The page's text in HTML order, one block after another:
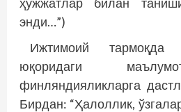
энди…”)
Ижтимоий тармоқда
юқоридаги
финляндияликларга
Бирдан: “Ҳалоллик,